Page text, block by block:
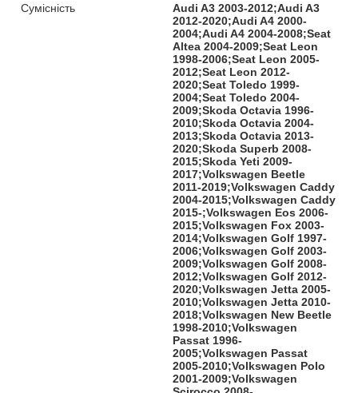
Сумісність
Audi A3 2003-2012;Audi A3
2012-2020;Audi A4 2000-
2004;Audi A4 2004-2008;Seat
Altea 2004-2009;Seat Leon
1998-2006;Seat Leon 2005-
2012;Seat Leon 2012-
2020;Seat Toledo 1999-
2004;Seat Toledo 2004-
2009;Skoda Octavia 1996-
2010;Skoda Octavia 2004-
2013;Skoda Octavia 2013-
2020;Skoda Superb 2008-
2015;Skoda Yeti 2009-
2017;Volkswagen Beetle
2011-2019;Volkswagen Caddy
2004-2015;Volkswagen Caddy
2015-;Volkswagen Eos 2006-
2015;Volkswagen Fox 2003-
2014;Volkswagen Golf 1997-
2006;Volkswagen Golf 2003-
2009;Volkswagen Golf 2008-
2012;Volkswagen Golf 2012-
2020;Volkswagen Jetta 2005-
2010;Volkswagen Jetta 2010-
2018;Volkswagen New Beetle
1998-2010;Volkswagen
Passat 1996-
2005;Volkswagen Passat
2005-2010;Volkswagen Polo
2001-2009;Volkswagen